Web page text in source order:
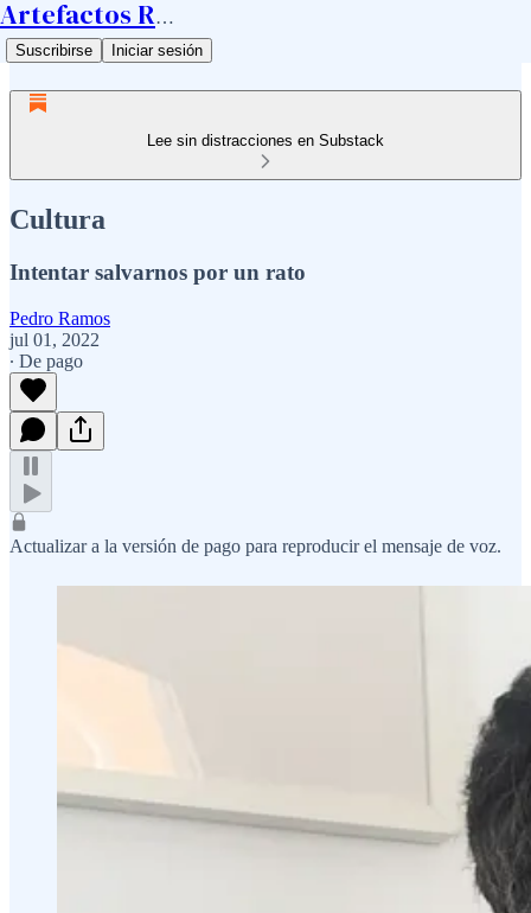
Artefactos Ramos
Suscribirse Iniciar sesión
Lee sin distracciones en Substack
Cultura
Intentar salvarnos por un rato
Pedro Ramos
jul 01, 2022
∙ De pago
Actualizar a la versión de pago para reproducir el mensaje de voz.